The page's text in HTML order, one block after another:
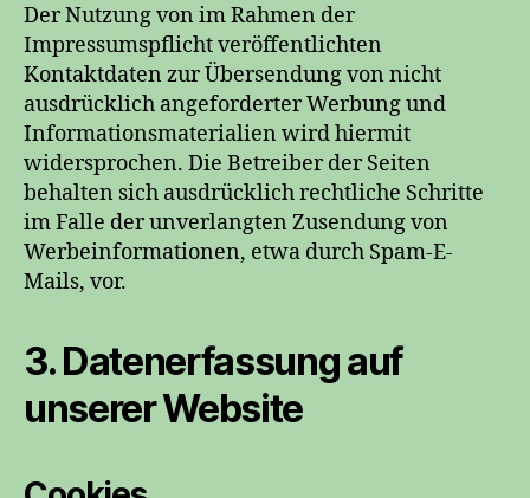
Der Nutzung von im Rahmen der
Impressumspflicht veröffentlichten
Kontaktdaten zur Übersendung von nicht
ausdrücklich angeforderter Werbung und
Informationsmaterialien wird hiermit
widersprochen. Die Betreiber der Seiten
behalten sich ausdrücklich rechtliche Schritte
im Falle der unverlangten Zusendung von
Werbeinformationen, etwa durch Spam-E-
Mails, vor.
3. Datenerfassung auf
unserer Website